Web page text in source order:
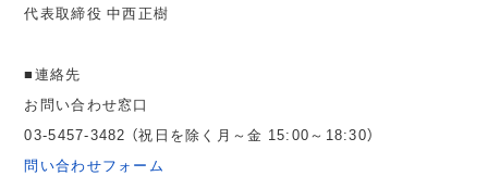
代表取締役 中西正樹
■連絡先
お問い合わせ窓口
03-5457-3482 （祝日を除く月～金 15:00～18:30）
問い合わせフォーム